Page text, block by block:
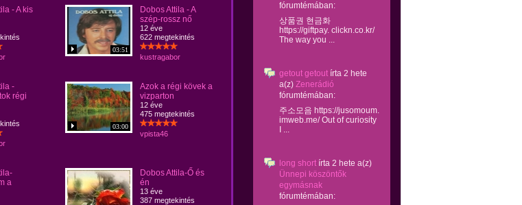
- A kis
03:51
Dobos Attila - A
szép-rossz nő
12 éve
622 megtekintés
kustragabor
-
régi
03:00
Azok a régi kövek a
vizparton
12 éve
475 megtekintés
vpista46
a
Dobos Attila-Ő és
én
13 éve
387 megtekintés
fórumtémában:
상품권 현금화
https://giftpay. clickn.co.kr/
The way you ...
getout getout írta 2 hete
a(z) Zenerádió
fórumtémában:
주소모음 https://jusomoum.
imweb.me/ Out of curiosity
I ...
long short írta 2 hete a(z)
Ünnepi köszöntők
egymásnak
fórumtémában: